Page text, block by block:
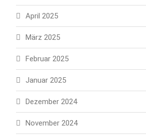
April 2025
März 2025
Februar 2025
Januar 2025
Dezember 2024
November 2024